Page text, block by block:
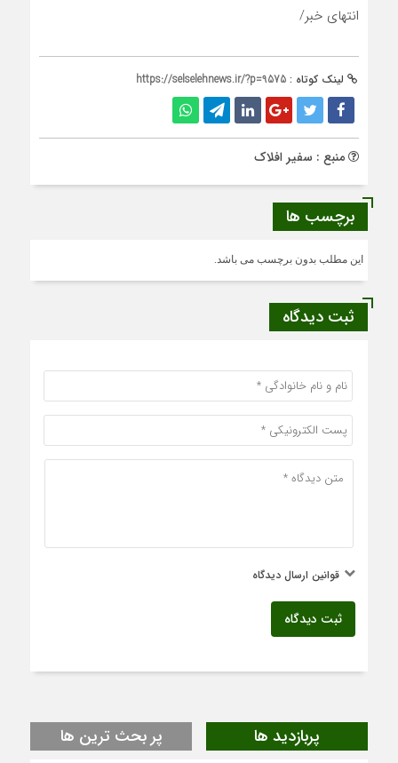
انتهای خبر/
لینک کوتاه : https://selselehnews.ir/?p=9575
منبع : سفیر افلاک
برچسب ها
این مطلب بدون برچسب می باشد.
ثبت دیدگاه
قوانین ارسال دیدگاه
ثبت دیدگاه
پربازدید ها پر بحث ترین ها